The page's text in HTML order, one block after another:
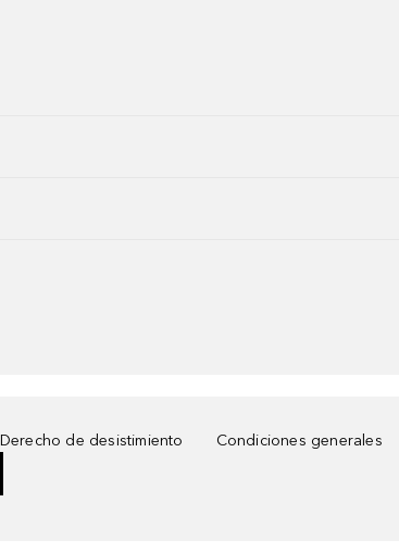
Derecho de desistimiento
Condiciones generales